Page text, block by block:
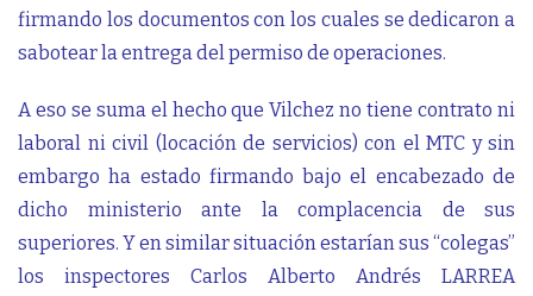
firmando los documentos con los cuales se dedicaron a
sabotear la entrega del permiso de operaciones.
A eso se suma el hecho que Vilchez no tiene contrato ni
laboral ni civil (locación de servicios) con el MTC y sin
embargo ha estado firmando bajo el encabezado de
dicho ministerio ante la complacencia de sus
superiores. Y en similar situación estarían sus “colegas”
los inspectores Carlos Alberto Andrés LARREA